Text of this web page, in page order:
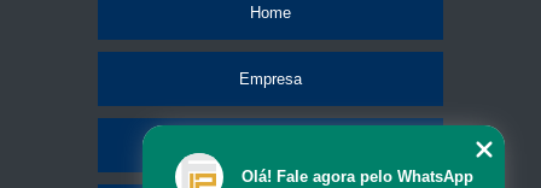
Home
Empresa
Olá! Fale agora pelo WhatsApp